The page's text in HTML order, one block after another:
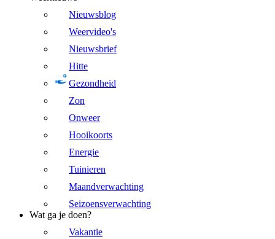
Nieuwsblog
Weervideo's
Nieuwsbrief
Hitte
Gezondheid
Zon
Onweer
Hooikoorts
Energie
Tuinieren
Maandverwachting
Seizoensverwachting
Wat ga je doen?
Vakantie